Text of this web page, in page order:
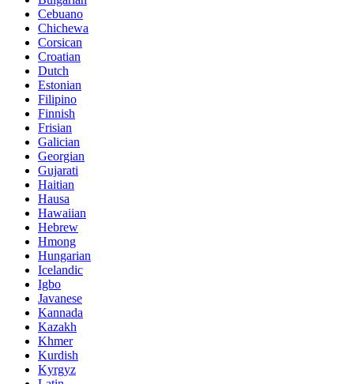
Cebuano
Chichewa
Corsican
Croatian
Dutch
Estonian
Filipino
Finnish
Frisian
Galician
Georgian
Gujarati
Haitian
Hausa
Hawaiian
Hebrew
Hmong
Hungarian
Icelandic
Igbo
Javanese
Kannada
Kazakh
Khmer
Kurdish
Kyrgyz